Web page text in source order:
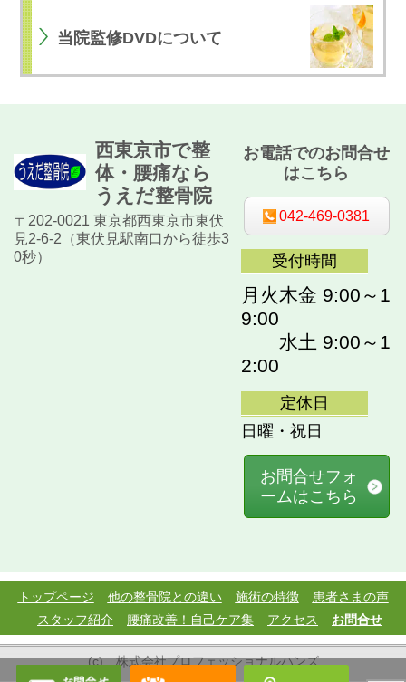
当院監修DVDについて
お電話でのお問合せ
はこちら
042-469-0381
受付時間
月火木金 9:00～1
9:00
水土 9:00～1
2:00
定休日
日曜・祝日
お問合せフォ
ームはこちら
西東京市で整
体・腰痛なら
うえだ整骨院
〒202-0021 東京都西東京市東伏
見2-6-2（東伏見駅南口から徒歩3
0秒）
トップページ 他の整骨院との違い 施術の特徴
患者さまの声
スタッフ紹介
腰痛改善！自己ケア集 アクセス お問合せ
(c) 株式会社プロフェッショナルハンズ